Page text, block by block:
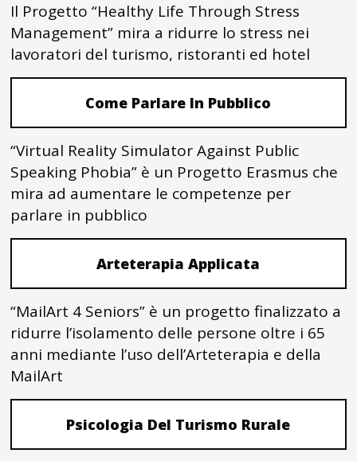
Il Progetto “Healthy Life Through Stress
Management” mira a ridurre lo stress nei
lavoratori del turismo, ristoranti ed hotel
Come Parlare In Pubblico
“Virtual Reality Simulator Against Public
Speaking Phobia” è un Progetto Erasmus che
mira ad aumentare le competenze per
parlare in pubblico
Arteterapia Applicata
“MailArt 4 Seniors” è un progetto finalizzato a
ridurre l’isolamento delle persone oltre i 65
anni mediante l’uso dell’Arteterapia e della
MailArt
Psicologia Del Turismo Rurale